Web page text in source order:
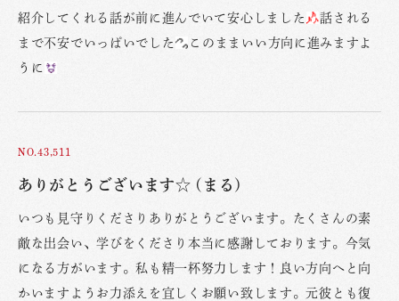
紹介してくれる話が前に進んでいて安心しました
話される
まで不安でいっぱいでした
このままいい方向に進みますよ
うに
NO.43,511
ありがとうございます☆ (まる)
いつも見守りくださりありがとうございます。たくさんの素
敵な出会い、学びをくださり本当に感謝しております。今気
になる方がいます。私も精一杯努力します！良い方向へと向
かいますようお力添えを宜しくお願い致します。元彼とも復